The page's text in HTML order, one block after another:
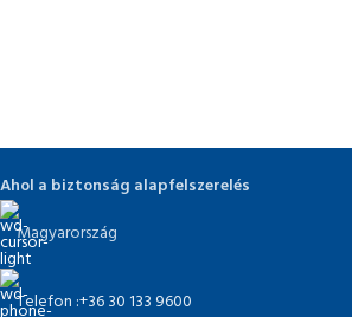
Ahol a biztonság alapfelszerelés
Magyarország
Telefon :+36 30 133 9600